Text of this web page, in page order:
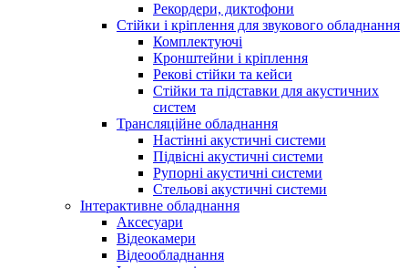
Рекордери, диктофони
Стійки і кріплення для звукового обладнання
Комплектуючі
Кронштейни і кріплення
Рекові стійки та кейси
Стійки та підставки для акустичних
систем
Трансляційне обладнання
Настінні акустичні системи
Підвісні акустичні системи
Рупорні акустичні системи
Стельові акустичні системи
Інтерактивне обладнання
Аксесуари
Відеокамери
Відеообладнання